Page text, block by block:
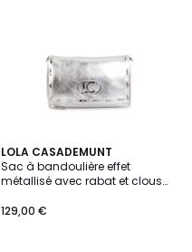
LOLA CASADEMUNT
Sac à bandoulière effet
métallisé avec rabat et clous
129,00 €